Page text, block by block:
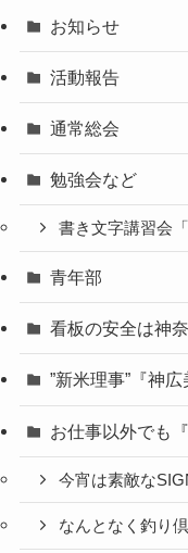
お知らせ
活動報告
通常総会
勉強会など
書き文字講習会「
青年部
看板の安全は神
”新米理事”『神
お仕事以外でも
今宵は素敵な
なんとなく釣り